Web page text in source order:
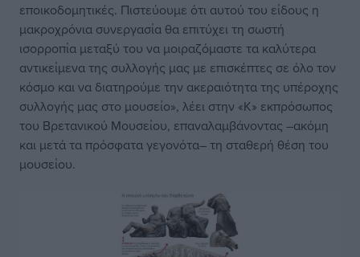
εποικοδομητικές. Πιστεύουμε ότι αυτού του είδους η
μακροχρόνια συνεργασία θα επιτύχει τη σωστή
ισορροπία μεταξύ του να μοιραζόμαστε τα καλύτερα
αντικείμενα της συλλογής μας με επισκέπτες σε όλο τον
κόσμο και να διατηρούμε την ακεραιότητα της υπέροχης
συλλογής μας στο μουσείο», λέει στην «Κ» εκπρόσωπος
του Βρετανικού Μουσείου, επαναλαμβάνοντας –ακόμη
και μετά τα πρόσφατα γεγονότα– τη σταθερή θέση του
μουσείου.